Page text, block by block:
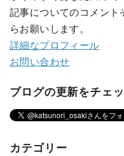
記事についてのコメン
らお願いします。
詳細なプロフィール
お問い合わせ
ブログの更新をチェ
カテゴリー